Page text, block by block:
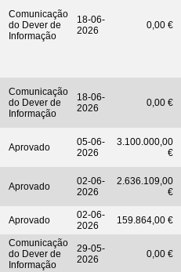
Comunicação
do Dever de
Informação
18-06-
2026
0,00 €
Comunicação
do Dever de
Informação
18-06-
2026
0,00 €
Aprovado
05-06-
2026
3.100.000,00
€
Aprovado
02-06-
2026
2.636.109,00
€
Aprovado
02-06-
2026
159.864,00 €
Comunicação
do Dever de
Informação
29-05-
2026
0,00 €